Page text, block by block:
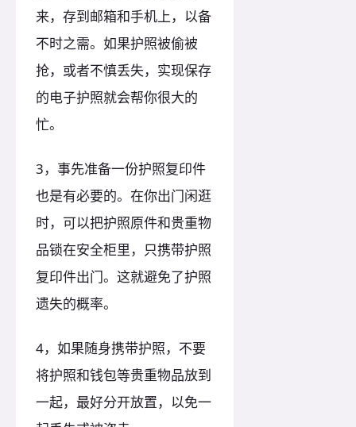
来，存到邮箱和手机上，以备
不时之需。如果护照被偷被
抢，或者不慎丢失，实现保存
的电子护照就会帮你很大的
忙。
3，事先准备一份护照复印件
也是有必要的。在你出门闲逛
时，可以把护照原件和贵重物
品锁在安全柜里，只携带护照
复印件出门。这就避免了护照
遗失的概率。
4，如果随身携带护照，不要
将护照和钱包等贵重物品放到
一起，最好分开放置，以免一